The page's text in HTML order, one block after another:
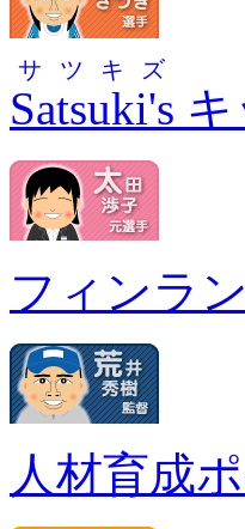
Satsuki's
サツキズ
フィンラ
人材育成